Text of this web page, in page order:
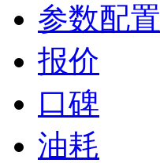
参数配置
报价
口碑
油耗